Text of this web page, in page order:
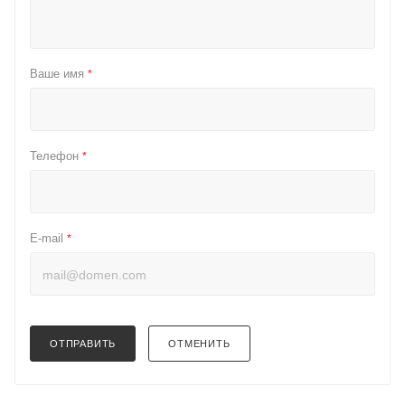
Ваше имя *
Телефон *
E-mail *
ОТПРАВИТЬ ОТМЕНИТЬ